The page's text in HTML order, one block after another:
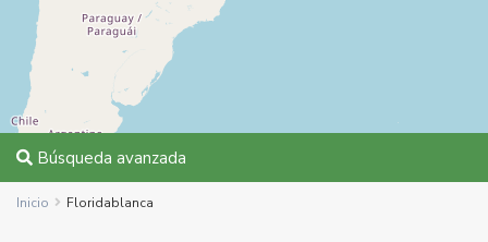
Búsqueda avanzada
Inicio Floridablanca